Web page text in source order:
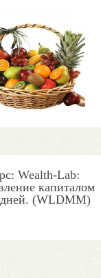
Wealth-Lab:
капиталом
дней. (WLDMM)